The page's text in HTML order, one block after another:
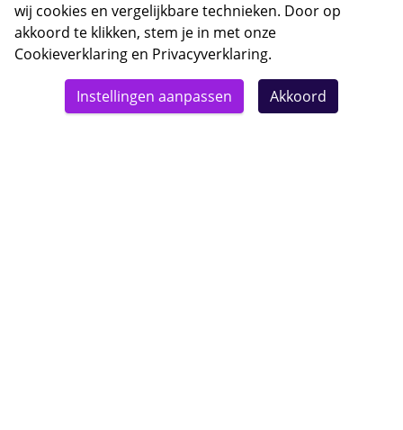
© 2026 Bebsy.nl
wij cookies en vergelijkbare technieken. Door op
akkoord te klikken, stem je in met onze
Cookieverklaring en Privacyverklaring.
Instellingen aanpassen Akkoord